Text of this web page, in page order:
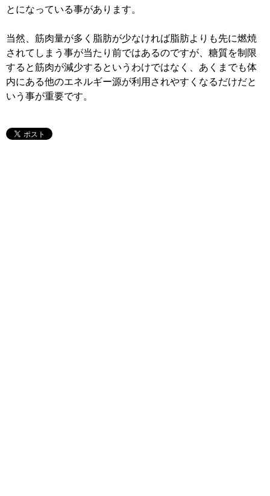
とになっている事があります。
当然、筋肉量が多く脂肪が少なければ脂肪よりも先に燃焼
されてしまう事が当たり前ではあるのですが、糖質を制限
すると筋肉が減少するというわけではなく、あくまでも体
内にある他のエネルギー源が利用されやすくなるだけだと
いう事が重要です。